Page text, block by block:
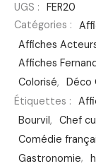
UGS :
FER20
Catégories :
Affiches
Affiches
Colorisé,
Déco
Étiquettes :
Bourvil, Chef
Comédie
Gastronomie,